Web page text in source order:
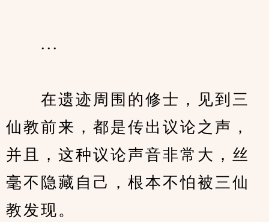
...
在遗迹周围的修士，见到三
仙教前来，都是传出议论之声，
并且，这种议论声音非常大，丝
毫不隐藏自己，根本不怕被三仙
教发现。